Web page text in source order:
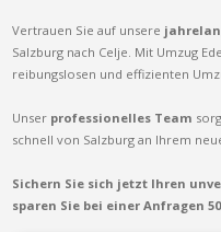
Vertrauen Sie auf unsere
Salzburg nach Celje. Mit Umzug
reibungslosen und effizienten
Unser professionelles Team
schnell von Salzburg an Ihrem
Sichern Sie sich jetzt Ihren
sparen Sie bei einer Anfragen